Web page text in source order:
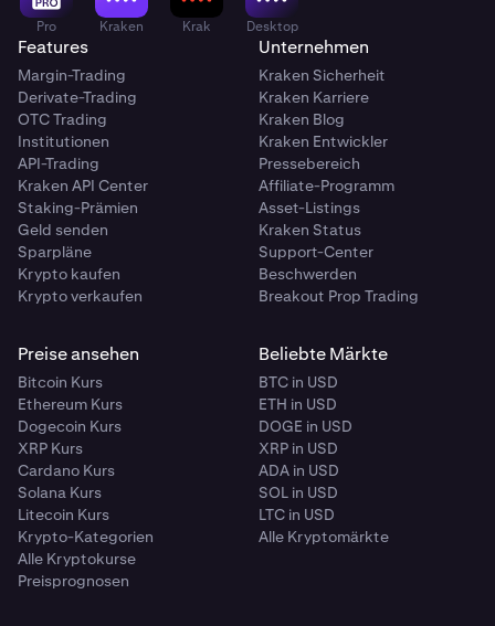
Pro Kraken Krak Desktop
Features
Margin-Trading
Derivate-Trading
OTC Trading
Institutionen
API-Trading
Kraken API Center
Staking-Prämien
Geld senden
Sparpläne
Krypto kaufen
Krypto verkaufen
Unternehmen
Kraken Sicherheit
Kraken Karriere
Kraken Blog
Kraken Entwickler
Pressebereich
Affiliate-Programm
Asset-Listings
Kraken Status
Support-Center
Beschwerden
Breakout Prop Trading
Preise ansehen
Bitcoin Kurs
Ethereum Kurs
Dogecoin Kurs
XRP Kurs
Cardano Kurs
Solana Kurs
Litecoin Kurs
Krypto-Kategorien
Alle Kryptokurse
Preisprognosen
Beliebte Märkte
BTC in USD
ETH in USD
DOGE in USD
XRP in USD
ADA in USD
SOL in USD
LTC in USD
Alle Kryptomärkte